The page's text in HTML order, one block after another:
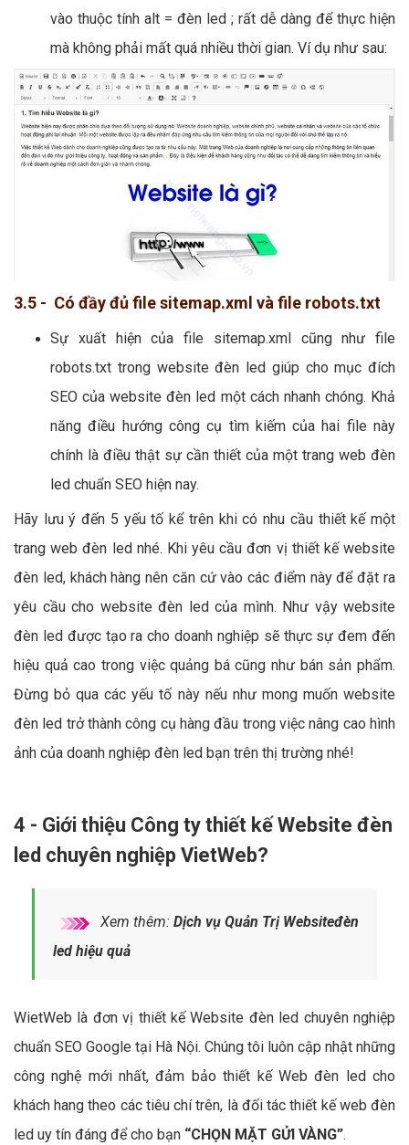
vào thuộc tính alt = đèn led ; rất dễ dàng để thực hiện
mà không phải mất quá nhiều thời gian. Ví dụ như sau:
3.5 - Có đầy đủ file sitemap.xml và file robots.txt
Sự xuất hiện của file sitemap.xml cũng như file
robots.txt trong website đèn led giúp cho mục đích
SEO của website đèn led một cách nhanh chóng. Khả
năng điều hướng công cụ tìm kiếm của hai file này
chính là điều thật sự cần thiết của một trang web đèn
led chuẩn SEO hiện nay.
Hãy lưu ý đến 5 yếu tố kể trên khi có nhu cầu thiết kế một
trang web đèn led nhé. Khi yêu cầu đơn vị thiết kế website
đèn led, khách hàng nên căn cứ vào các điểm này để đặt ra
yêu cầu cho website đèn led của mình. Như vậy website
đèn led được tạo ra cho doanh nghiệp sẽ thực sự đem đến
hiệu quả cao trong việc quảng bá cũng như bán sản phẩm.
Đừng bỏ qua các yếu tố này nếu như mong muốn website
đèn led trở thành công cụ hàng đầu trong việc nâng cao hình
ảnh của doanh nghiệp đèn led bạn trên thị trường nhé!
4 - Giới thiệu Công ty thiết kế Website đèn
led chuyên nghiệp VietWeb?
Xem thêm: Dịch vụ Quản Trị Websiteđèn
led hiệu quả
WietWeb là đơn vị thiết kế Website đèn led chuyên nghiệp
chuẩn SEO Google tại Hà Nội. Chúng tôi luôn cập nhật những
công nghệ mới nhất, đảm bảo thiết kế Web đèn led cho
khách hang theo các tiêu chí trên, là đối tác thiết kế web đèn
led uy tín đáng để cho bạn “CHỌN MẶT GỬI VÀNG”.